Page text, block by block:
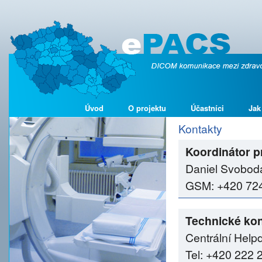
Úvod O projektu Účastníci
Kontakty
Koordinátor
Daniel
GSM: +420
Technické
Centrální
Tel: +420 222